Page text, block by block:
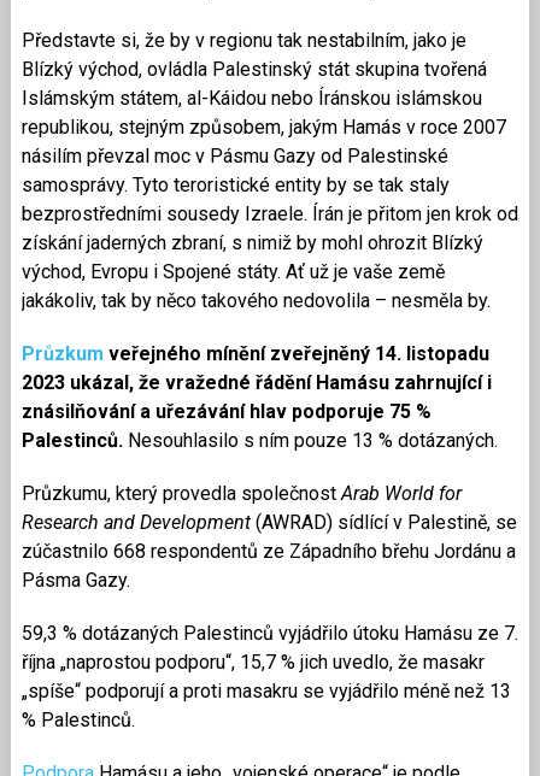
Představte si, že by v regionu tak nestabilním, jako je
Blízký východ, ovládla Palestinský stát skupina tvořená
Islámským státem, al-Káidou nebo Íránskou islámskou
republikou, stejným způsobem, jakým Hamás v roce 2007
násilím převzal moc v Pásmu Gazy od Palestinské
samosprávy. Tyto teroristické entity by se tak staly
bezprostředními sousedy Izraele. Írán je přitom jen krok od
získání jaderných zbraní, s nimiž by mohl ohrozit Blízký
východ, Evropu i Spojené státy. Ať už je vaše země
jakákoliv, tak by něco takového nedovolila – nesměla by.
Průzkum veřejného mínění zveřejněný 14. listopadu
2023 ukázal, že vražedné řádění Hamásu zahrnující i
znásilňování a uřezávání hlav podporuje 75 %
Palestinců. Nesouhlasilo s ním pouze 13 % dotázaných.
Průzkumu, který provedla společnost Arab World for
Research and Development(AWRAD) sídlící v Palestině, se
zúčastnilo 668 respondentů ze Západního břehu Jordánu a
Pásma Gazy.
59,3 % dotázaných Palestinců vyjádřilo útoku Hamásu ze 7.
října „naprostou podporu“, 15,7 % jich uvedlo, že masakr
„spíše“ podporují a proti masakru se vyjádřilo méně než 13
% Palestinců.